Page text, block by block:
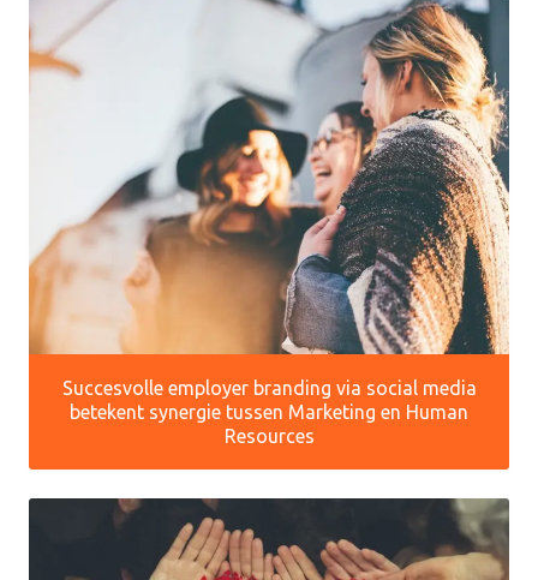
Succesvolle employer branding via social media
betekent synergie tussen Marketing en Human
Resources